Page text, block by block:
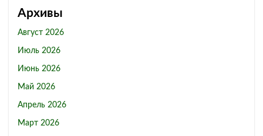
Архивы
Август 2026
Июль 2026
Июнь 2026
Май 2026
Апрель 2026
Март 2026